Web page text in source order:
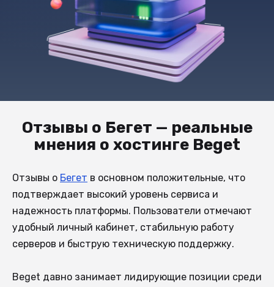
Отзывы о Бегет — реальные
мнения о хостинге Beget
Отзывы о Бегет в основном положительные, что
подтверждает высокий уровень сервиса и
надежность платформы. Пользователи отмечают
удобный личный кабинет, стабильную работу
серверов и быструю техническую поддержку.
Beget давно занимает лидирующие позиции среди